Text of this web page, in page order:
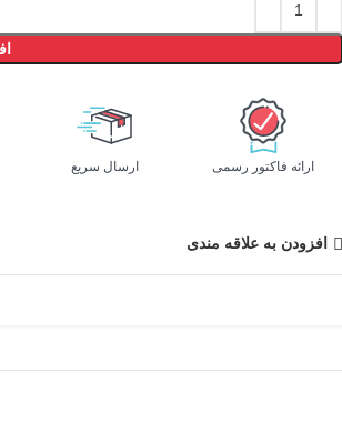
ارائه فاکتور رسمی ارسال سریع
افزودن به علاقه مندی